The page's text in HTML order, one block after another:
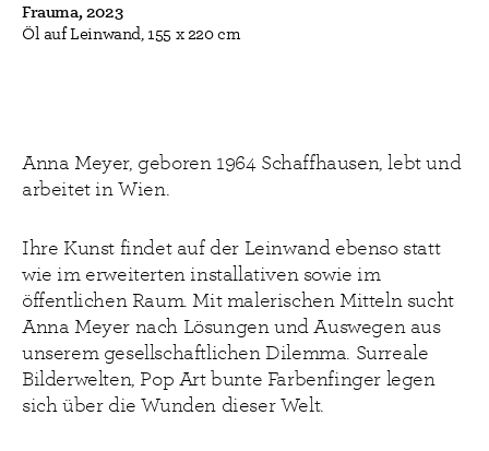
Frauma, 2023
Öl auf Leinwand, 155 x 220 cm
Anna Meyer, geboren 1964 Schaffhausen, lebt und
arbeitet in Wien.
Ihre Kunst findet auf der Leinwand ebenso statt
wie im erweiterten installativen sowie im
öffentlichen Raum. Mit malerischen Mitteln sucht
Anna Meyer nach Lösungen und Auswegen aus
unserem gesellschaftlichen Dilemma. Surreale
Bilderwelten, Pop Art bunte Farbenfinger legen
sich über die Wunden dieser Welt.